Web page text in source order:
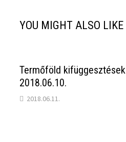
YOU MIGHT ALSO LIKE
Termőföld kifüggesztések
2018.06.10.
2018.06.11.